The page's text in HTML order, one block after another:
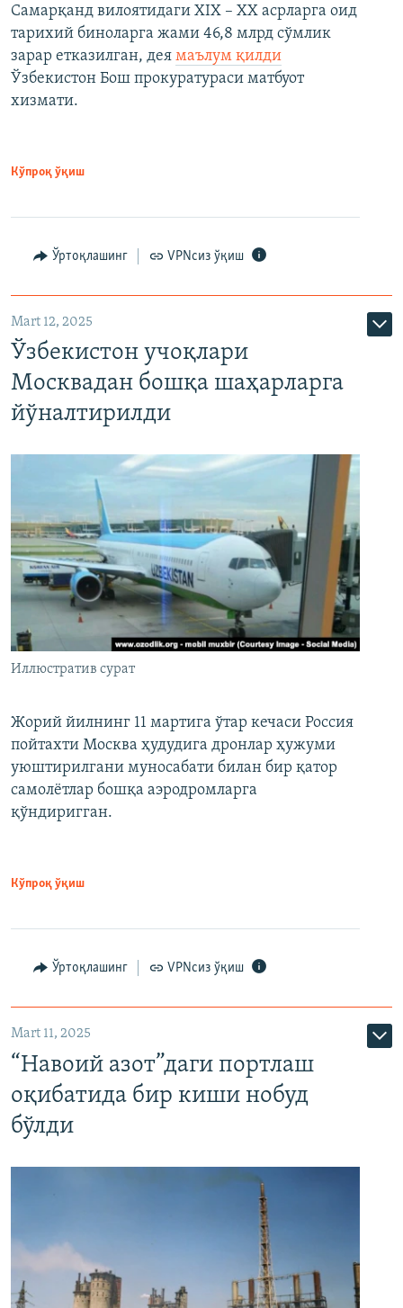
Самарқанд вилоятидаги XIX – XX асрларга оид
тарихий биноларга жами 46,8 млрд сўмлик
зарар етказилган, дея маълум қилди
Ўзбекистон Бош прокуратураси матбуот
хизмати.
Кўпроқ ўқиш
Ўртоқлашинг VPNсиз ўқиш
Mart 12, 2025
Ўзбекистон учоқлари
Москвадан бошқа шаҳарларга
йўналтирилди
Иллюстратив сурат
Жорий йилнинг 11 мартига ўтар кечаси Россия
пойтахти Москва ҳудудига дронлар ҳужуми
уюштирилгани муносабати билан бир қатор
самолётлар бошқа аэродромларга
қўндиригган.
Кўпроқ ўқиш
Ўртоқлашинг VPNсиз ўқиш
Mart 11, 2025
“Навоий азот”даги портлаш
оқибатида бир киши нобуд
бўлди